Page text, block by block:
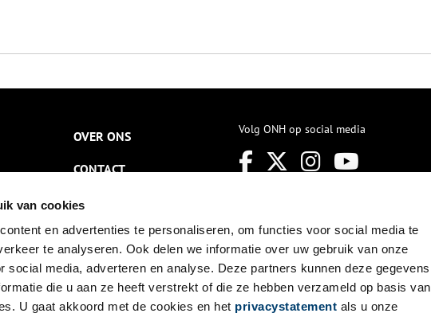
van cookies
en advertenties te personaliseren, om functies voor social media te
te analyseren. Ook delen we informatie over uw gebruik van onze
social media, adverteren en analyse. Deze partners kunnen deze gegevens
die u aan ze heeft verstrekt of die ze hebben verzameld op basis van
U gaat akkoord met de cookies en het privacystatement als u onze
OVER ONS
CONTACT
NIEUWSBRIEF
DISCLAIMER
PRIVACY
TOEGANKELIJKHEID
Volg ONH op social media